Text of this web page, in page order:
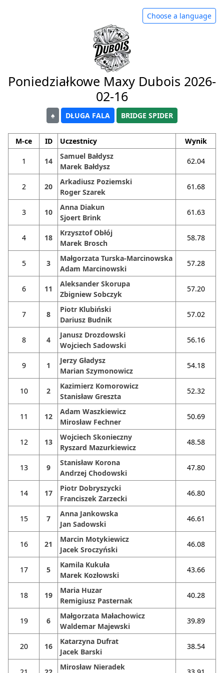
Choose a language
Poniedziałkowe Maxy Dubois 2026-
02-16
♠ DŁUGA FALA BRIDGE SPIDER
M-ce ID Uczestnicy Wynik
1 14
Samuel Bałdysz
Marek Bałdysz
62.04
2 20
Arkadiusz Poziemski
Roger Szarek
61.68
3 10
Anna Diakun
Sjoert Brink
61.63
4 18
Krzysztof Obłój
Marek Brosch
58.78
5 3
Małgorzata Turska-Marcinowska
Adam Marcinowski
57.28
6 11
Aleksander Skorupa
Zbigniew Sobczyk
57.20
7 8
Piotr Klubiński
Dariusz Budnik
57.02
8 4
Janusz Drozdowski
Wojciech Sadowski
56.16
9 1
Jerzy Gładysz
Marian Szymonowicz
54.18
10 2
Kazimierz Komorowicz
Stanisław Greszta
52.32
11 12
Adam Waszkiewicz
Mirosław Fechner
50.69
12 13
Wojciech Skonieczny
Ryszard Mazurkiewicz
48.58
13 9
Stanisław Korona
Andrzej Chodowski
47.80
14 17
Piotr Dobryszycki
Franciszek Zarzecki
46.80
15 7
Anna Jankowska
Jan Sadowski
46.61
16 21
Marcin Motykiewicz
Jacek Sroczyński
46.08
17 5
Kamila Kukuła
Marek Kozłowski
43.66
18 19
Maria Huzar
Remigiusz Pasternak
40.28
19 6
Małgorzata Małachowicz
Waldemar Majewski
39.89
20 16
Katarzyna Dufrat
Jacek Barski
38.54
Mirosław Nieradek